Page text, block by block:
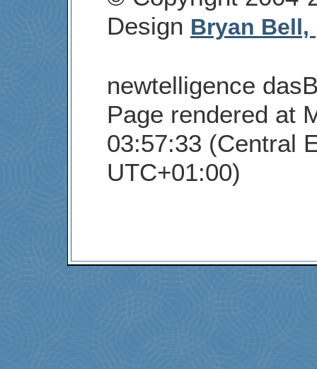
Design Bryan Bell,
newtelligence
Page rendered at
03:57:33 (Central
UTC+01:00)